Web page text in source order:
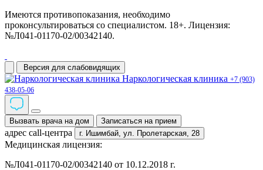
Имеются противопоказания, необходимо
проконсультироваться со специалистом. 18+. Лицензия:
№Л041-01170-02/00342140.
Версия для слабовидящих
Наркологическая клиника +7 (903)
438-05-06
Вызвать врача на дом Записаться на прием
адрес call-центра г. Ишимбай, ул. Пролетарская, 28
Медицинская лицензия:
№Л041-01170-02/00342140 от 10.12.2018 г.